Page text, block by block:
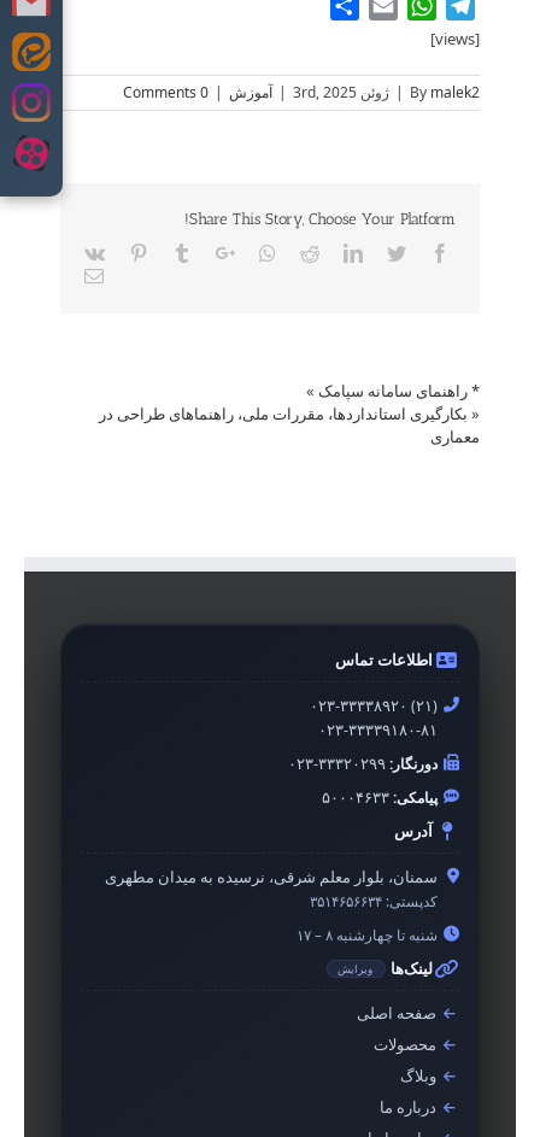
to
content
Telegram
WhatsApp
Email
[views]
By malek2
| ژوئن 3rd, 2025 | آموزش |
0 Comments
Share This Story, Choose Your Platform!
Facebook
Twitter
LinkedIn
Reddit
Whatsapp
Google+
Tumblr
Pinterest
Vk
Email
* راهنمای سامانه سپامک »
« بکارگیری استانداردها، مقررات ملی، راهنماهای طراحی در
معماری
اطلاعات تماس
۰۲۳-۳۳۳۳۸۹۲۰ (۲۱)
۰۲۳-۳۳۳۳۹۱۸۰-۸۱
دورنگار:۰۲۳-۳۳۳۲۰۲۹۹
پیامکی:۵۰۰۰۴۶۳۳
آدرس
سمنان، بلوار معلم شرقی، نرسیده به میدان مطهری
کدپستی: ۳۵۱۴۶۵۶۶۳۴
شنبه تا چهارشنبه ۸ – ۱۷
لینک‌ها ویرایش
صفحه اصلی
محصولات
وبلاگ
درباره ما